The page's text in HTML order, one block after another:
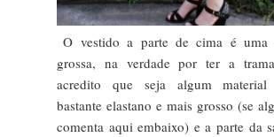
O vestido a parte de cima é uma
grossa, na verdade por ter a
acredito que seja algum
bastante elastano e mais grosso (se
comenta aqui embaixo) e a parte da